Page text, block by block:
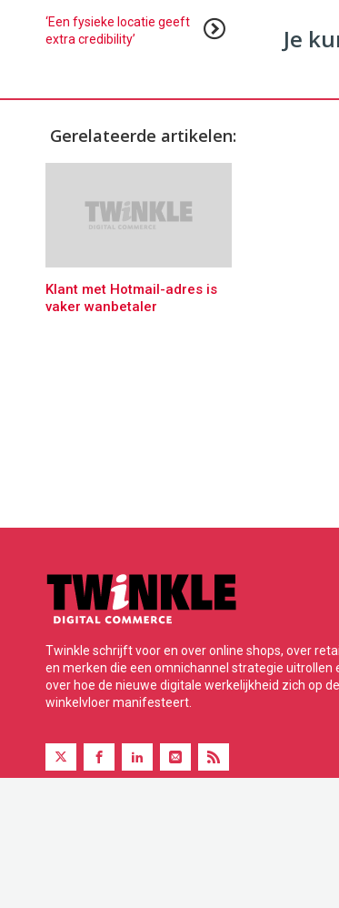
Je
‘Een fysieke locatie geeft
extra credibility’
Gerelateerde artikelen:
Klant met Hotmail-adres is
vaker wanbetaler
Twinkle schrijft voor en over online shops, over
en merken die een omnichannel strategie uitrollen
over hoe de nieuwe digitale werkelijkheid zich op de
winkelvloer manifesteert.